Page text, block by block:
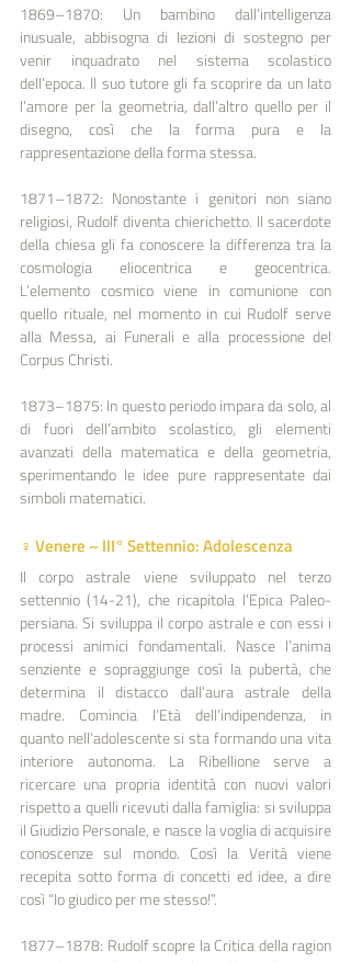
1869–1870: Un bambino dall’intelligenza
inusuale, abbisogna di lezioni di sostegno per
venir inquadrato nel sistema scolastico
dell’epoca. Il suo tutore gli fa scoprire da un lato
l’amore per la geometria, dall’altro quello per il
disegno, così che la forma pura e la
rappresentazione della forma stessa.
1871–1872: Nonostante i genitori non siano
religiosi, Rudolf diventa chierichetto. Il sacerdote
della chiesa gli fa conoscere la differenza tra la
cosmologia eliocentrica e geocentrica.
L’elemento cosmico viene in comunione con
quello rituale, nel momento in cui Rudolf serve
alla Messa, ai Funerali e alla processione del
Corpus Christi.
1873–1875: In questo periodo impara da solo, al
di fuori dell’ambito scolastico, gli elementi
avanzati della matematica e della geometria,
sperimentando le idee pure rappresentate dai
simboli matematici.
♀︎ Venere – III° Settennio: Adolescenza
Il corpo astrale viene sviluppato nel terzo
settennio (14-21), che ricapitola l’Epica Paleo-
persiana. Si sviluppa il corpo astrale e con essi i
processi animici fondamentali. Nasce l’anima
senziente e sopraggiunge così la pubertà, che
determina il distacco dall’aura astrale della
madre. Comincia l’Età dell’indipendenza, in
quanto nell’adolescente si sta formando una vita
interiore autonoma. La Ribellione serve a
ricercare una propria identità con nuovi valori
rispetto a quelli ricevuti dalla famiglia: si sviluppa
il Giudizio Personale, e nasce la voglia di acquisire
conoscenze sul mondo. Così la Verità viene
recepita sotto forma di concetti ed idee, a dire
così “Io giudico per me stesso!”.
1877–1878: Rudolf scopre la Critica della ragion